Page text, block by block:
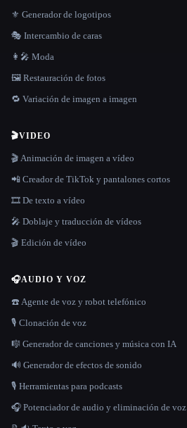
⚜️ Generador de logotipos
🎭 Intercambio de caras
👩‍🎤 Moda
🖼️ Restauración de fotos
🔁 Variación de imagen a imagen
🎬VIDEO
🎬 Animación de imagen a vídeo
📲 Creador de TikTok y pantalones cortos
🎞️ De texto a vídeo
🎤 Doblaje y traducción de vídeos
🎬 Edición de vídeo
🎧AUDIO Y VOZ
☎️ Agente de voz y robot telefónico
🎙️ Clonación de voz
🎼 Generador de canciones y música con IA
🔊 Generador de efectos de sonido
🎙️ Herramientas para podcasts
🎧 Potenciador de audio y eliminación de voz